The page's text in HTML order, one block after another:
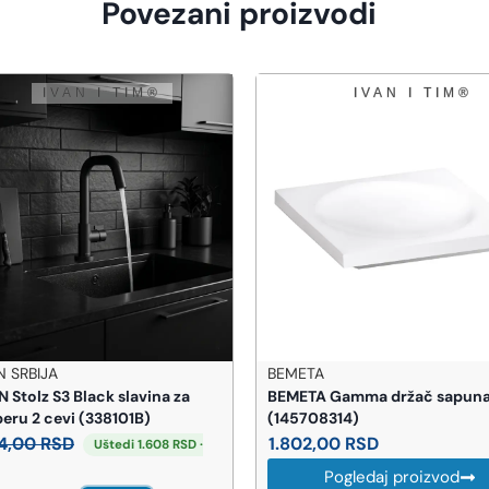
Povezani proizvodi
Gamma držač sapuna
RSD
GEBERIT
Geberit Selnova WC šolja
set sa WC daskom
14.089,00RSD
Pogledaj proizvod